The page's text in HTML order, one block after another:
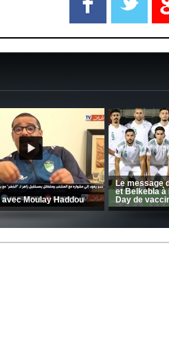
Le
place
de
12:39
Real
Le message
et Belkebla
Day de
Moulay Haddou